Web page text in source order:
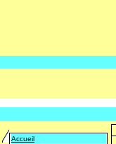
Accueil